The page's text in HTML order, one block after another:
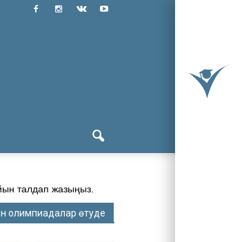
талдап жазыңыз.
олимпиадалар өтуде